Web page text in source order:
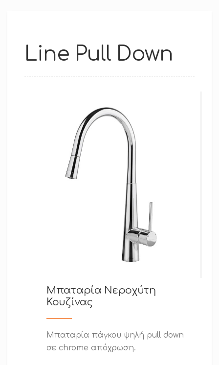
Line Pull Down
Μπαταρία Νεροχύτη
Κουζίνας
Μπαταρία πάγκου ψηλή pull down
σε chrome απόχρωση.